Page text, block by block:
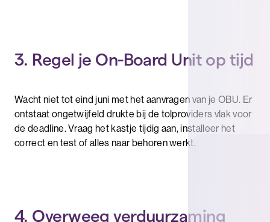
3. Regel je On-Board Unit op tijd
Wacht niet tot eind juni met het aanvragen van je OBU. Er
ontstaat ongetwijfeld drukte bij de tolproviders vlak voor
de deadline. Vraag het kastje tijdig aan, installeer het
correct en test of alles naar behoren werkt.
4. Overweeg verduurzaming